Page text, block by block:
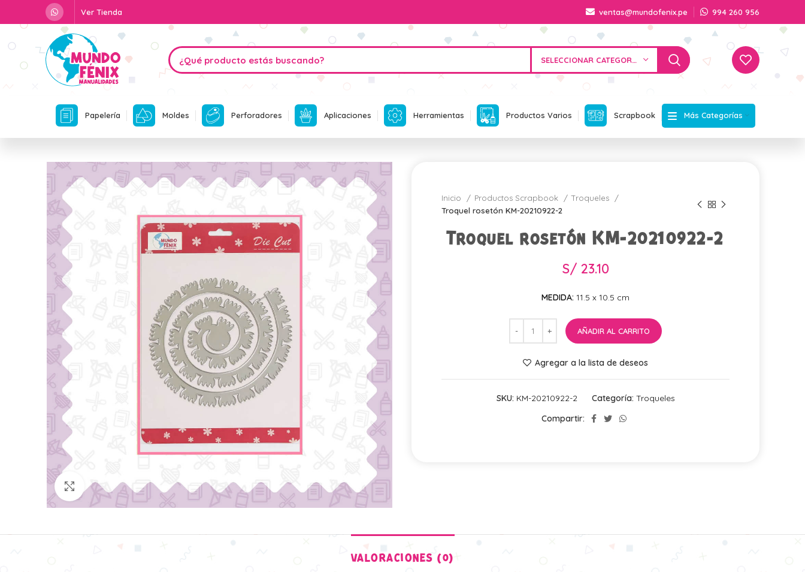
Ver Tienda ventas@mundofenix.pe 994 260 956
SELECCIONAR CATEGORÍA
Papelería Moldes Perforadores Aplicaciones Herramientas Productos Varios Scrapbook Más Categorías
Click para agrandar
Inicio Productos Scrapbook
Troqueles
Troquel rosetón KM-20210922-2
Troquel rosetón KM-20210922-2
S/ 23.10
MEDIDA: 11.5 x 10.5 cm
AÑADIR AL CARRITO
Agregar a la lista de deseos
SKU: KM-20210922-2 Categoría: Troqueles
Compartir:
VALORACIONES (0)